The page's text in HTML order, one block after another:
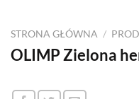
STRONA GŁÓWNA /
OLIMP Zielona